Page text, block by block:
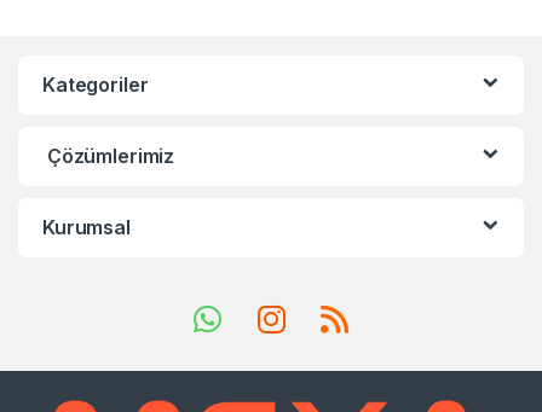
Kategoriler
Çözümlerimiz
Kurumsal